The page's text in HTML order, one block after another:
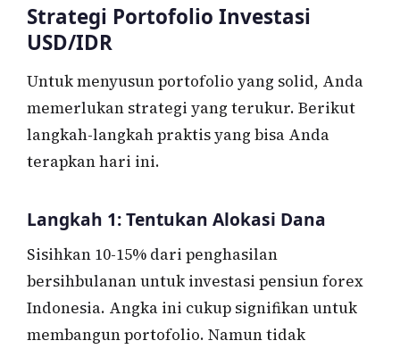
Strategi Portofolio Investasi
USD/IDR
Untuk menyusun portofolio yang solid, Anda
memerlukan strategi yang terukur. Berikut
langkah-langkah praktis yang bisa Anda
terapkan hari ini.
Langkah 1: Tentukan Alokasi Dana
Sisihkan 10-15% dari penghasilan
bersihbulanan untuk investasi pensiun forex
Indonesia. Angka ini cukup signifikan untuk
membangun portofolio. Namun tidak